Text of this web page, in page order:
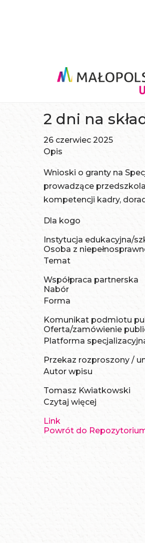
2 dni na
26 czerwiec 2025
Opis
Wnioski o granty na
prowadzące
kompetencji kadry,
Dla kogo
Instytucja edukacyjna/
Osoba z
Temat
Współpraca partnerska
Nabór
Forma
Komunikat podmiotu
Oferta/zamówienie
Platforma
Przekaz rozproszony /
Autor wpisu
Tomasz Kwiatkowski
Czytaj więcej
Link
Powrót do